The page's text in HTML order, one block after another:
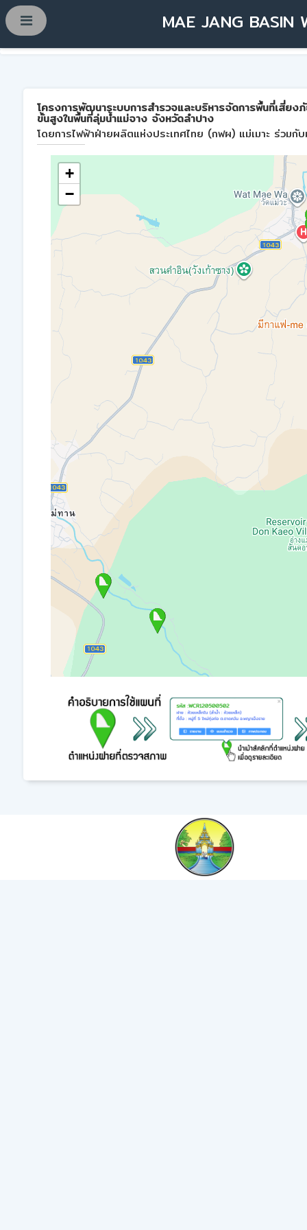
MAE JANG BASIN
โครงการพัฒนาระบบการสำรวจและบริหารจัดการพื้นที่เสี่ย
ขั้นสูงในพื้นที่ลุ่มน้ำแม่จาง จังหวัดลำปาง
โดยการไฟฟ้าฝ่ายผลิตแห่งประเทศไทย (กฟผ) แม่เมาะ ร่วมกั
+
−